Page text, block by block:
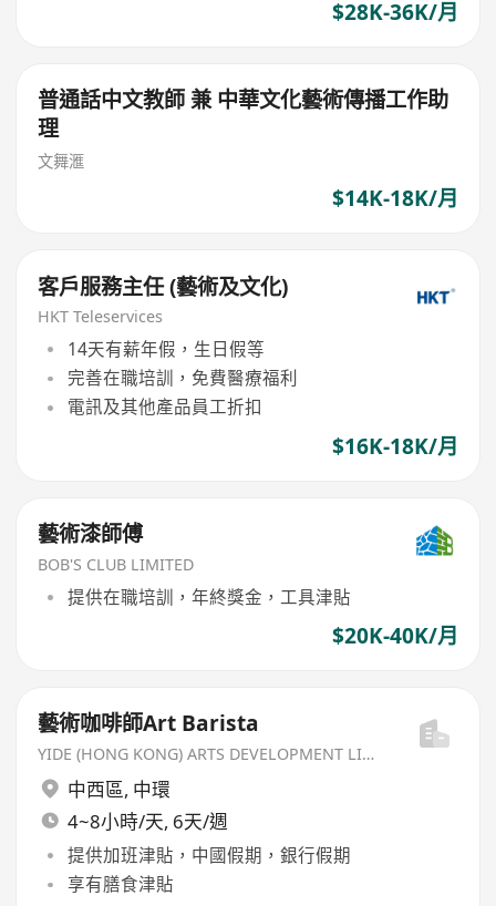
$28K-36K/月
普通話中文教師 兼 中華文化藝術傳播工作助
理
文舞滙
$14K-18K/月
客戶服務主任 (藝術及文化)
HKT Teleservices
14天有薪年假，生日假等
完善在職培訓，免費醫療福利
電訊及其他產品員工折扣
$16K-18K/月
藝術漆師傅
BOB'S CLUB LIMITED
提供在職培訓，年終獎金，工具津貼
$20K-40K/月
藝術咖啡師Art Barista
YIDE (HONG KONG) ARTS DEVELOPMENT LIMITED
中西區, 中環
4~8小時/天, 6天/週
提供加班津貼，中國假期，銀行假期
享有膳食津貼